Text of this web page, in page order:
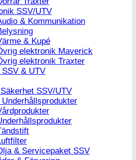
SSV/UTV
& Kommunikation
& Kupé
elektronik Maverick
elektronik Traxter
& UTV
SSV/UTV
& Servicepaket SSV